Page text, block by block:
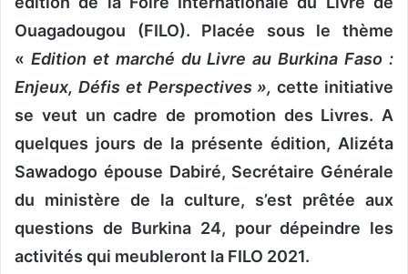
Ouagadougou (FILO). Placée sous le thème
« Edition et marché du Livre au Burkina Faso :
Enjeux, Défis et Perspectives »,cette initiative
se veut un cadre de promotion des Livres. A
quelques jours de la présente édition, Alizéta
Sawadogo épouse Dabiré, Secrétaire Générale
du ministère de la culture, s’est prêtée aux
questions de Burkina 24, pour dépeindre les
activités qui meubleront la FILO 2021.